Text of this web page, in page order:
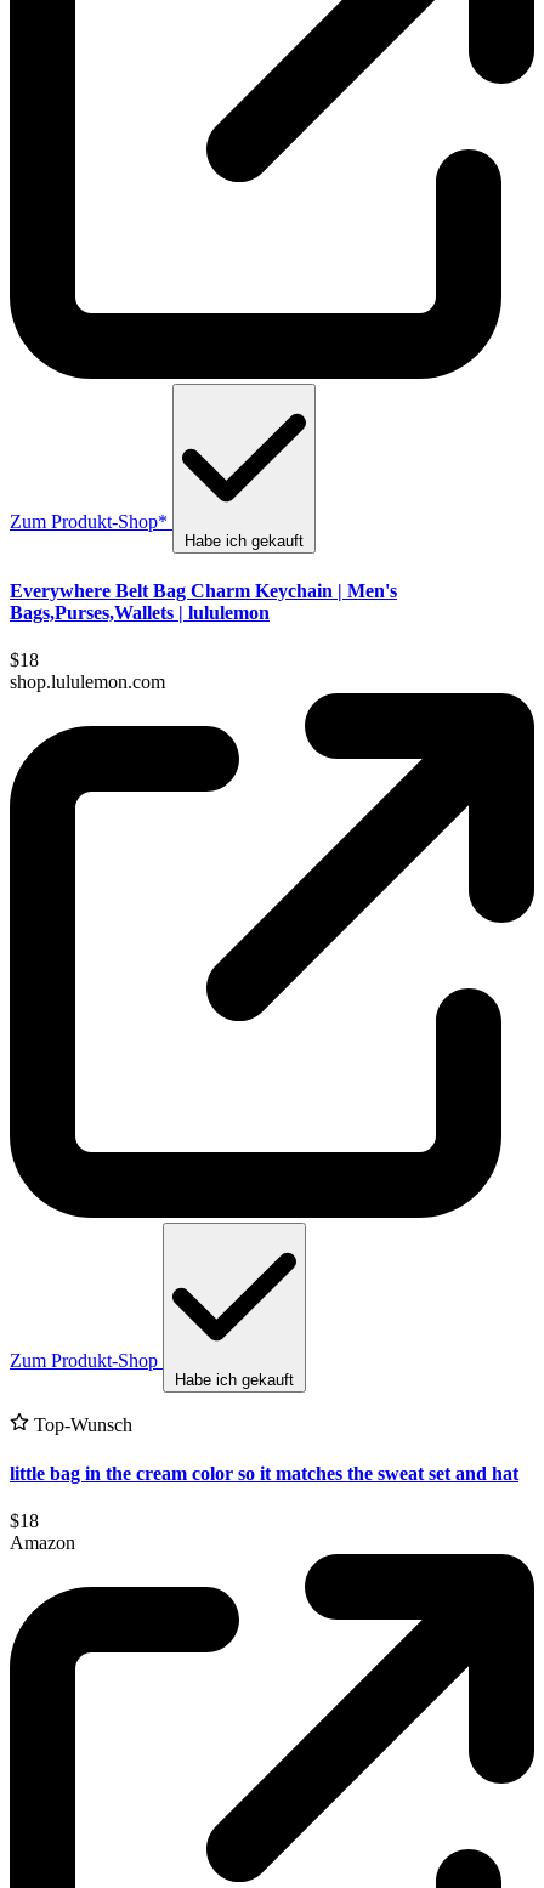
Zum Produkt-Shop*
Habe ich gekauft
Everywhere Belt Bag Charm Keychain | Men's
Bags,Purses,Wallets | lululemon
$18
shop.lululemon.com
Zum Produkt-Shop
Habe ich gekauft
Top-Wunsch
little bag in the cream color so it matches the sweat set and hat
$18
Amazon